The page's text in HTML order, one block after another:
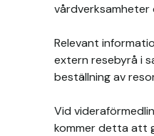
Relevant
extern resebyrå i
beställning av
Vid
kommer detta att